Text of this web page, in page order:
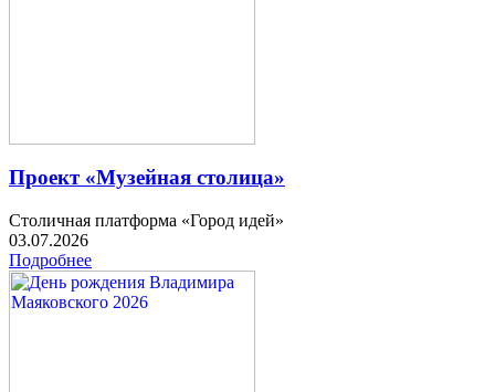
Проект «Музейная столица»
Столичная платформа «Город идей»
03.07.2026
Подробнее